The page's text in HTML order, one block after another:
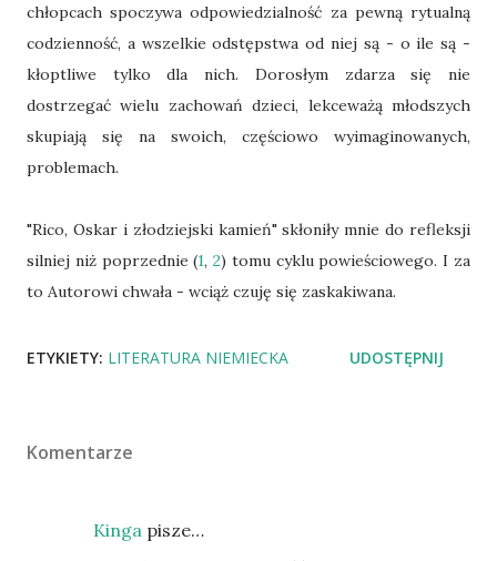
chłopcach spoczywa odpowiedzialność za pewną rytualną
codzienność, a wszelkie odstępstwa od niej są - o ile są -
kłoptliwe tylko dla nich. Dorosłym zdarza się nie
dostrzegać wielu zachowań dzieci, lekceważą młodszych
skupiają się na swoich, częściowo wyimaginowanych,
problemach.
"Rico, Oskar i złodziejski kamień" skłoniły mnie do refleksji
silniej niż poprzednie (1,2) tomu cyklu powieściowego. I za
to Autorowi chwała - wciąż czuję się zaskakiwana.
ETYKIETY: LITERATURA NIEMIECKA UDOSTĘPNIJ
Komentarze
Kinga pisze…